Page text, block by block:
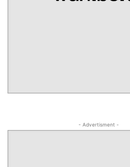
- Advertisment -